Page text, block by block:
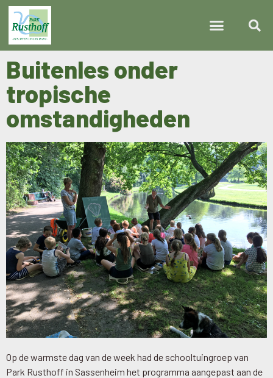
Buitenles onder
tropische
omstandigheden
Op de warmste dag van de week had de schooltuingroep van
Park Rusthoff in Sassenheim het programma aangepast aan de